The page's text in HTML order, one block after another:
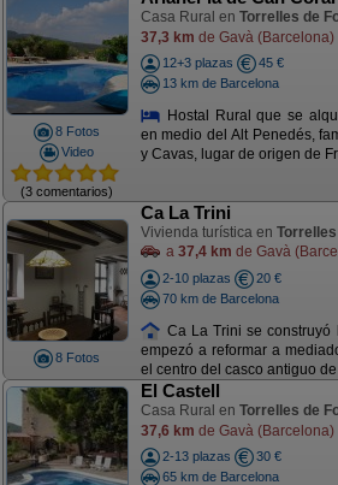
8 Fotos
Video
(3 comentarios)
Casa Rural en Torrelles de
37,3 km de Gavà (Barcelona)
12+3 plazas
45 €
13 km de Barcelona
Hostal Rural que se
en medio del Alt Penedés,
y Cavas, lugar de origen de
8 Fotos
Ca La Trini
Vivienda turística en
a 37,4 km de Gavà
2-10 plazas
20 €
70 km de Barcelona
Ca La Trini se
empezó a reformar a
el centro del casco antiguo de
El Castell
Casa Rural en Torrelles de
37,6 km de Gavà (Barcelona)
2-13 plazas
30 €
65 km de Barcelona